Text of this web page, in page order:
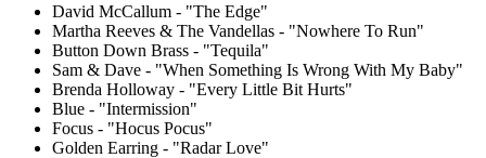
David McCallum - "The Edge"
Martha Reeves & The Vandellas - "Nowhere To Run"
Button Down Brass - "Tequila"
Sam & Dave - "When Something Is Wrong With My Baby"
Brenda Holloway - "Every Little Bit Hurts"
Blue - "Intermission"
Focus - "Hocus Pocus"
Golden Earring - "Radar Love"